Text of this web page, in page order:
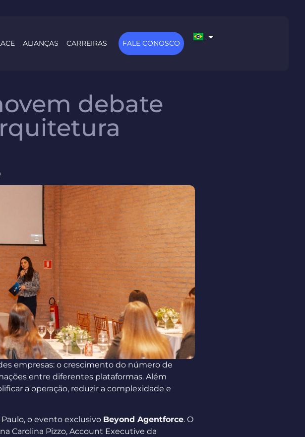
ALIANÇAS CARREIRAS FALE CONOSCO
debate
empresas: o crescimento do número de
entre diferentes plataformas. Além
a operação, reduzir a complexidade e
Paulo, o evento exclusivo Beyond Agentforce. O
Carolina Pizzo, Account Executive da